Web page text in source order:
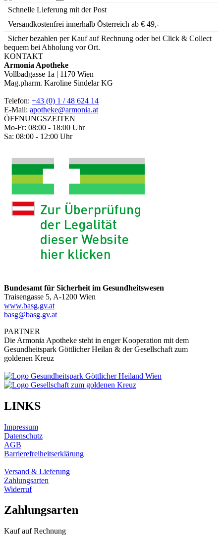
Schnelle Lieferung mit der Post
Versandkostenfrei innerhalb Österreich ab € 49,-
Sicher bezahlen per Kauf auf Rechnung oder bei Click & Collect
bequem bei Abholung vor Ort.
KONTAKT
Armonia Apotheke
Vollbadgasse 1a | 1170 Wien
Mag.pharm. Karoline Sindelar KG
Telefon: +43 (0) 1 / 48 624 14
E-Mail: apotheke@armonia.at
ÖFFNUNGSZEITEN
Mo-Fr: 08:00 - 18:00 Uhr
Sa: 08:00 - 12:00 Uhr
Bundesamt für Sicherheit im Gesundheitswesen
Traisengasse 5, A-1200 Wien
www.basg.gv.at
basg@basg.gv.at
PARTNER
Die Armonia Apotheke steht in enger Kooperation mit dem
Gesundheitspark Göttlicher Heilan & der Gesellschaft zum
goldenen Kreuz
LINKS
Impressum
Datenschutz
AGB
Barrierefreiheitserklärung
Versand & Lieferung
Zahlungsarten
Widerruf
Zahlungsarten
Kauf auf Rechnung